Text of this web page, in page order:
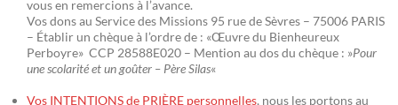
vous en remercions à l’avance.
Vos dons au Service des Missions 95 rue de Sèvres – 75006 PARIS
– Établir un chèque à l’ordre de : «Œuvre du Bienheureux
Perboyre» CCP 28588E020 – Mention au dos du chèque : »Pour
une scolarité et un goûter – Père Silas«
Vos INTENTIONS de PRIÈRE personnelles, nous les portons au